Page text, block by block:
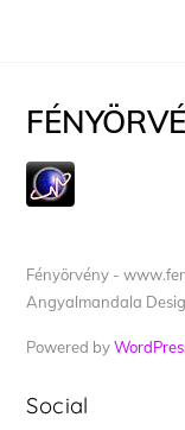
Fényörvény -
Angyalmandala
Powered by
Social